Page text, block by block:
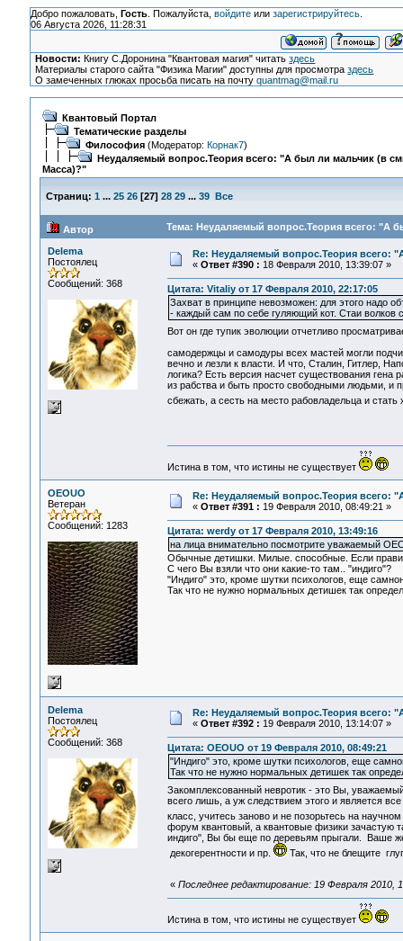
Добро пожаловать, Гость. Пожалуйста, войдитеили зарегистрируйтесь.
06 Августа 2026, 11:28:31
Новости: Книгу С.Доронина "Квантовая магия" читатьздесь
Материалы старого сайта "Физика Магии" доступны для просмотраздесь
О замеченных глюках просьба писать на почтуquantmag@mail.ru
Квантовый Портал
Тематические разделы
Философия(Модератор: Корнак7)
Неудаляемый вопрос.Теория всего: "А был ли мальчик (в
Масса)?"
Страниц: 1 ... 25 26[27] 28 29 ... 39 Все
Автор Тема: Неудаляемый вопрос.Теория всего: "А
Delema
Постоялец
Сообщений: 368
Re: Неудаляемый вопрос.Теория всего:
« Ответ #390 : 18 Февраля 2010, 13:39:07 »
Цитата: Vitaliy от 17 Февраля 2010, 22:17:05
Захват в принципе невозможен: для этого надо
- каждый сам по себе гуляющий кот. Стаи волков
Вот он где тупик эволюции отчетливо
самодержцы и самодуры всех мастей могли
вечно и лезли к власти. И что, Сталин, Гитлер,
логика? Есть версия насчет существования гена
из рабства и быть просто свободными людьми, и
сбежать, а сесть на место рабовладельца и
Истина в том, что истины не существует
OEOUO
Ветеран
Сообщений: 1283
Re: Неудаляемый вопрос.Теория всего:
« Ответ #391 : 19 Февраля 2010, 08:49:21 »
Цитата: werdy от 17 Февраля 2010, 13:49:16
на лица внимательно посмотрите уважаемый
Обычные детишки. Милые. способные. Если
С чего Вы взяли что они какие-то там.. "индиго"?
"Индиго" это, кроме шутки психологов, еще
Так что не нужно нормальных детишек так
Delema
Постоялец
Сообщений: 368
Re: Неудаляемый вопрос.Теория всего:
« Ответ #392 : 19 Февраля 2010, 13:14:07 »
Цитата: OEOUO от 19 Февраля 2010, 08:49:21
"Индиго" это, кроме шутки психологов, еще
Так что не нужно нормальных детишек так
Закомплексованный невротик - это Вы,
всего лишь, а уж следствием этого и является
класс, учитесь заново и не позорьтесь на
форум квантовый, а квантовые физики зачастую
индиго", Вы бы еще по деревьям прыгали. Ваше
декогерентности и пр.
Так, что не блещите
« Последнее редактирование: 19 Февраля 2010,
Истина в том, что истины не существует